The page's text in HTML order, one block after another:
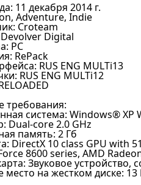
11 декабря 2014 г.
Adventure, Indie
Croteam
Digital
РС
RePack
RUS ENG MULTi13
RUS ENG MULTi12
требования:
система: Windows® ХР
Dual-core 2.0 GHz
память: 2 Гб
DirectX 10 class GPU with
8600 series, AMD
Звуковое устройство,
место на жестком диске: 13